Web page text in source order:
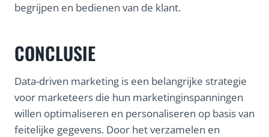
begrijpen en bedienen van de klant.
CONCLUSIE
Data-driven marketing is een belangrijke strategie
voor marketeers die hun marketinginspanningen
willen optimaliseren en personaliseren op basis van
feitelijke gegevens. Door het verzamelen en